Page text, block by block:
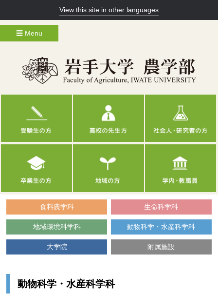
View this site in other languages
☰ Menu
食料農学科 生命科学科
地域環境科学科 動物科学・水産科学科
大学院 附属施設
動物科学・水産科学科